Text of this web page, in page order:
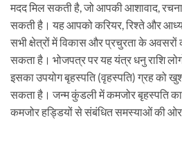
मदद मिल सकती है, जो आपकी आशावाद,
सकती है। यह आपको करियर, रिश्ते और
सभी क्षेत्रों में विकास और प्रचुरता के
सकता है। भोजपत्र पर यह यंत्र धनु राशि
इसका उपयोग बृहस्पति (वृहस्पति) ग्रह को
सकता है। जन्म कुंडली में कमजोर बृहस्पति
कमजोर हड्डियों से संबंधित समस्याओं की ओर